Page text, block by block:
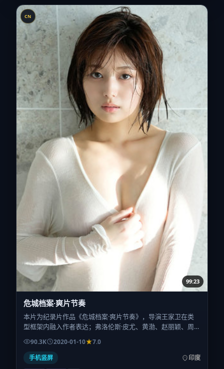
CN
99:23
危城档案·爽片节奏
本片为纪录片作品《危城档案·爽片节奏》，导演王家卫在类
型框架内融入作者表达；弗洛伦斯·皮尤、黄渤、赵丽颖、周
迅在片中承担多重关系线。故事类型为战争，主拍摄地与出品
背景为印度。上映时间 2020年1月10日（公映登记日 2020-01-
10），全片135分钟，节奏张弛有度。
90.3K 2020-01-10
7.0
手机竖屏
印度